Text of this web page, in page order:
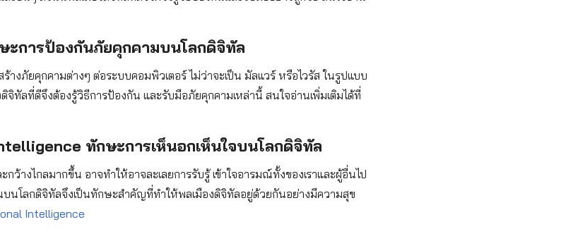
การป้องกันภัยคุกคามบนโลกดิจิทัล
างภัยคุกคามต่างๆ ต่อระบบคอมพิวเตอร์ ไม่ว่าจะเป็น มัลแวร์ หรือไวรัส ในรูปแบบ
ดิจิทัลที่ดีจึงต้องรู้วิธีการป้องกัน และรับมือภัยคุกคามเหล่านี้ สนใจอ่านเพิ่มเติมได้ที่
ทักษะการเห็นอกเห็นใจบนโลกดิจิทัล
กว้างไกลมากขึ้น อาจทำให้อาจละเลยการรับรู้ เข้าใจอารมณ์ทั้งของเราและผู้อื่นไป
บนโลกดิจิทัลจึงเป็นทักษะสำคัญที่ทำให้พลเมืองดิจิทัลอยู่ด้วยกันอย่างมีความสุข
Intelligence